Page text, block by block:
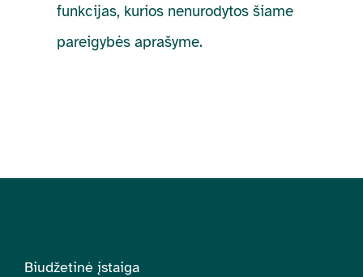
funkcijas, kurios nenurodytos šiame
pareigybės aprašyme.
Biudžetinė įstaiga